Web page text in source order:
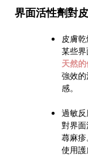
界面活性劑對
皮膚乾
某些
天然
強效
感。
過敏反
對界
蕁麻
使用護